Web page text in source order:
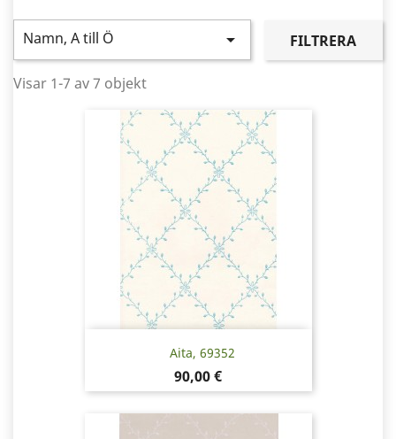
Namn, A till Ö  FILTRERA
Visar 1-7 av 7 objekt
Aita, 69352
Pris
90,00 €